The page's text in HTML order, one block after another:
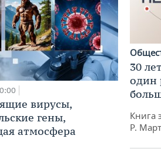
вирусы,
гены,
атмосфера
30
один
Книга
Р.